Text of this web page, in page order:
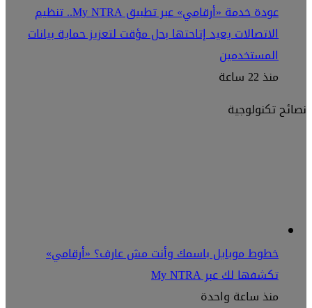
عودة خدمة «أرقامي» عبر تطبيق My NTRA.. تنظيم
الاتصالات يعيد إتاحتها بحل مؤقت لتعزيز حماية بيانات
المستخدمين
منذ 22 ساعة
نصائح تكنولوجية
خطوط موبايل باسمك وأنت مش عارف؟ «أرقامي»
تكشفها لك عبر My NTRA
منذ ساعة واحدة